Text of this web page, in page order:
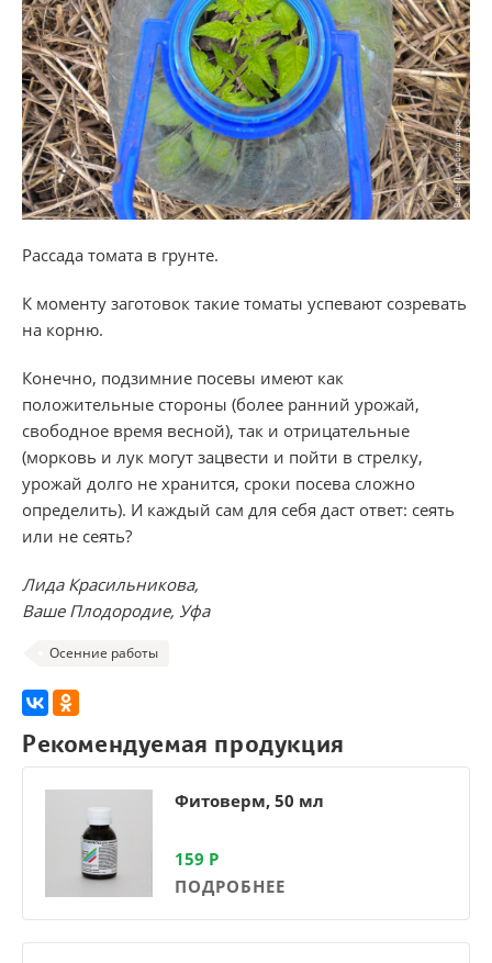
Рассада томата в грунте.
К моменту заготовок такие томаты успевают созревать
на корню.
Конечно, подзимние посевы имеют как
положительные стороны (более ранний урожай,
свободное время весной), так и отрицательные
(морковь и лук могут зацвести и пойти в стрелку,
урожай долго не хранится, сроки посева сложно
определить). И каждый сам для себя даст ответ: сеять
или не сеять?
Лида Красильникова,
Ваше Плодородие, Уфа
Осенние работы
Рекомендуемая продукция
Фитоверм, 50 мл
159 Р
ПОДРОБНЕЕ